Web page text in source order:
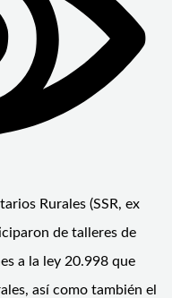
Rurales (SSR, ex
de talleres de
a la ley 20.998 que
así como también el